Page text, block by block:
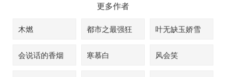
更多作者
木燃
都市之最强狂
叶无缺玉娇雪
会说话的香烟 寒慕白 风会笑